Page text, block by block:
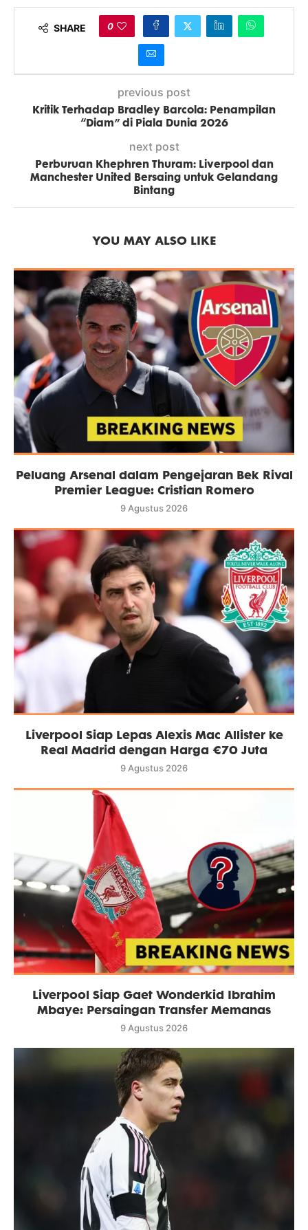
SHARE 0
previous post
Kritik Terhadap Bradley Barcola: Penampilan
“Diam” di Piala Dunia 2026
next post
Perburuan Khephren Thuram: Liverpool dan
Manchester United Bersaing untuk Gelandang
Bintang
YOU MAY ALSO LIKE
Peluang Arsenal dalam Pengejaran Bek Rival
Premier League: Cristian Romero
9 Agustus 2026
Liverpool Siap Lepas Alexis Mac Allister ke
Real Madrid dengan Harga €70 Juta
9 Agustus 2026
Liverpool Siap Gaet Wonderkid Ibrahim
Mbaye: Persaingan Transfer Memanas
9 Agustus 2026